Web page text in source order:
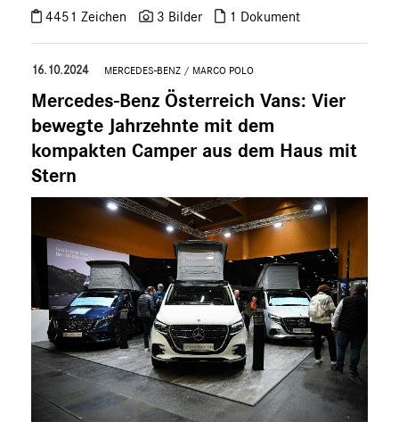
4451 Zeichen 3 Bilder 1 Dokument
16.10.2024 MERCEDES-BENZ / MARCO POLO
Mercedes-Benz Österreich Vans: Vier
bewegte Jahrzehnte mit dem
kompakten Camper aus dem Haus mit
Stern